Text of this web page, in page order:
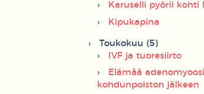
Karuselli pyörii kohti
Kipukapina
Toukokuu (5)
IVF ja tuoresiirto
Elämää
kohdunpoiston jälkeen